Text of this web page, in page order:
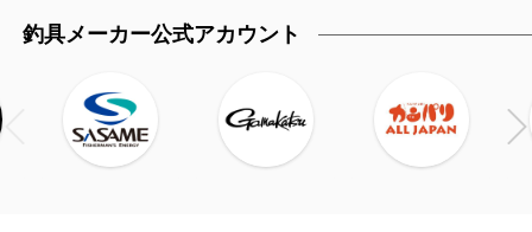
釣具メーカー公式アカウント